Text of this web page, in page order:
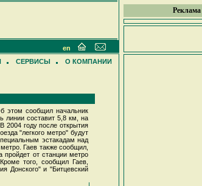
Реклама
en
СЕРВИСЫ О КОМПАНИИ
этом сообщил начальник
линии составит 5,8 км, на
2004 году после открытия
"легкого метро" будут
эстакадам над
Гаев также сообщил,
пройдет от станции метро
того, сообщил Гаев,
Донского" и "Битцевский